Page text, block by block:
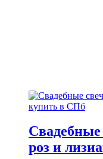
Свадебные
роз и